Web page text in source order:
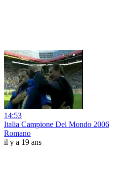
14:53
Italia Campione Del Mondo 2006
Romano
il y a 19 ans